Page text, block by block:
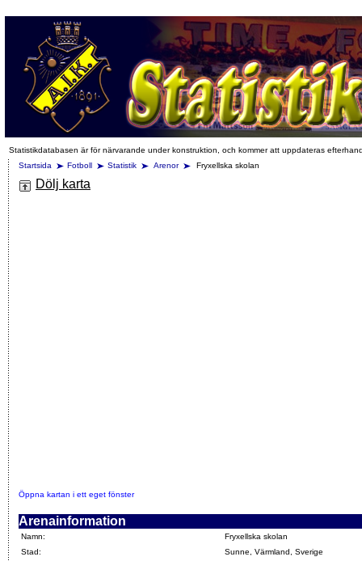
Statistikdatabasen är för närvarande under konstruktion, och kommer att uppdateras
Startsida
Fotboll Statistik Arenor Fryxellska skolan
Dölj karta
Öppna kartan i ett eget fönster
Arenainformation
Namn:
Fryxellska skolan
Stad:
Sunne, Värmland, Sverige